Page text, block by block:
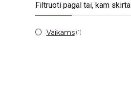
Filtruoti pagal tai, kam skirta
Vaikams (1)